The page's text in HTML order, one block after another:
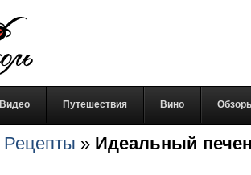
Видео Путешествия Вино
Рецепты » Идеальный